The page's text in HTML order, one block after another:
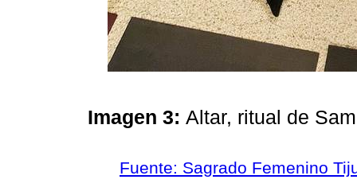
Imagen 3: Altar, ritual de
Fuente: Sagrado Femenino